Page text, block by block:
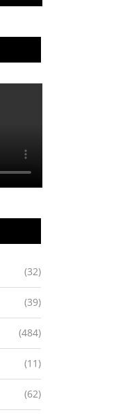
(32)
(39)
(484)
(11)
(62)